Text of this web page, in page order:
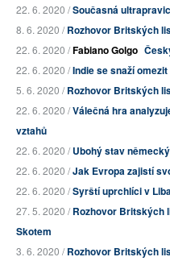
22. 6. 2020 /Současná
8. 6. 2020 /Rozhovor Britských
22. 6. 2020 /Fabiano Golgo
22. 6. 2020 /Indie se snaží
5. 6. 2020 /Rozhovor Britských
22. 6. 2020 /Válečná hra
vztahů
22. 6. 2020 /Ubohý stav
22. 6. 2020 /Jak Evropa zajistí
22. 6. 2020 /Syrští uprchlíci v
27. 5. 2020 /Rozhovor Britských
Skotem
3. 6. 2020 /Rozhovor Britských